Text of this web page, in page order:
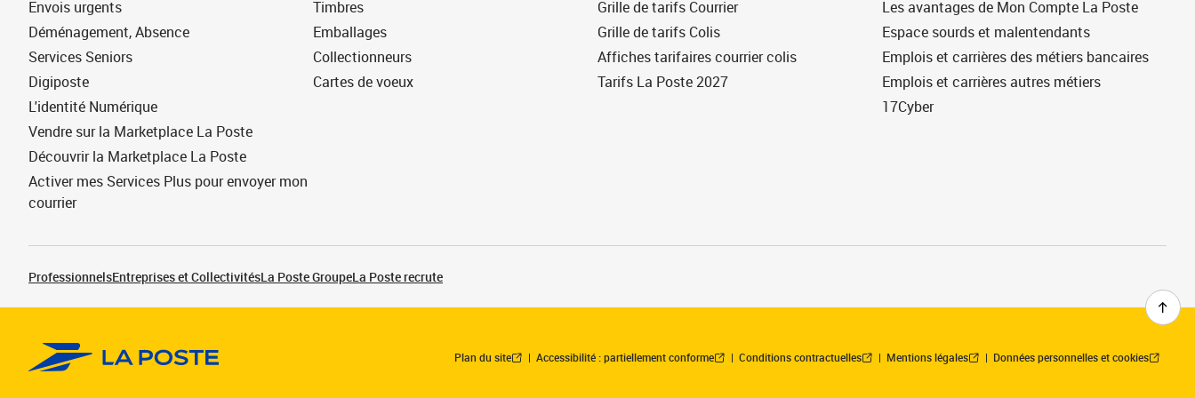
Envois urgents
Déménagement, Absence
Services Seniors
Digiposte
L'identité Numérique
Vendre sur la Marketplace La Poste
Découvrir la Marketplace La Poste
Activer mes Services Plus pour envoyer mon
courrier
Timbres
Emballages
Collectionneurs
Cartes de voeux
Grille de tarifs Courrier
Grille de tarifs Colis
Affiches tarifaires courrier colis
Tarifs La Poste 2027
Les avantages de Mon Compte La Poste
Espace sourds et malentendants
Emplois et carrières des métiers bancaires
Emplois et carrières autres métiers
17Cyber
ProfessionnelsEntreprises et CollectivitésLa Poste GroupeLa Poste recrute
Plan du site Accessibilité : partiellement conforme Conditions contractuelles Mentions légales Données personnelles et cookies